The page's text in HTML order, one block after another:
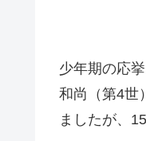
少年期の応
和尚（第4世
ましたが、